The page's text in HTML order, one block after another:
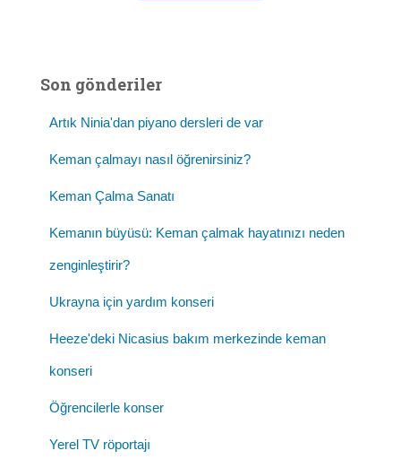
Son gönderiler
Artık Ninia'dan piyano dersleri de var
Keman çalmayı nasıl öğrenirsiniz?
Keman Çalma Sanatı
Kemanın büyüsü: Keman çalmak hayatınızı neden
zenginleştirir?
Ukrayna için yardım konseri
Heeze'deki Nicasius bakım merkezinde keman
konseri
Öğrencilerle konser
Yerel TV röportajı